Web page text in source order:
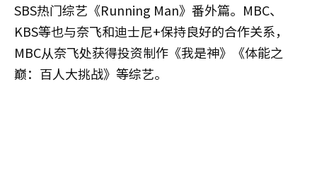
SBS热门综艺《Running Man》番外篇。MBC、
KBS等也与奈飞和迪士尼+保持良好的合作关系，
MBC从奈飞处获得投资制作《我是神》《体能之
巅：百人大挑战》等综艺。